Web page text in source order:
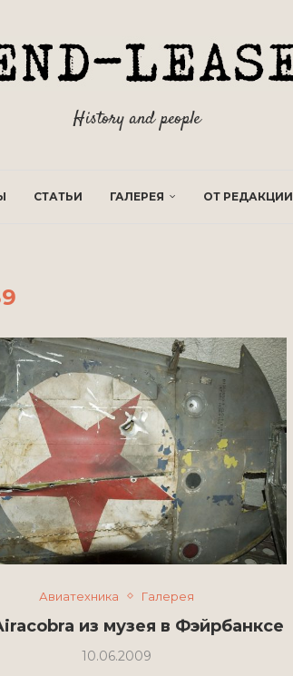
History and people
СТАТЬИ ГАЛЕРЕЯ ОТ РЕДАКЦИИ
Авиатехника Галерея
из музея в Фэйрбанксе
10.06.2009